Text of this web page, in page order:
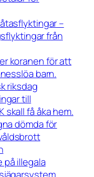
–
från
koranen för att
barn.
riksdag
till
skall få åka hem.
dömda för
på illegala